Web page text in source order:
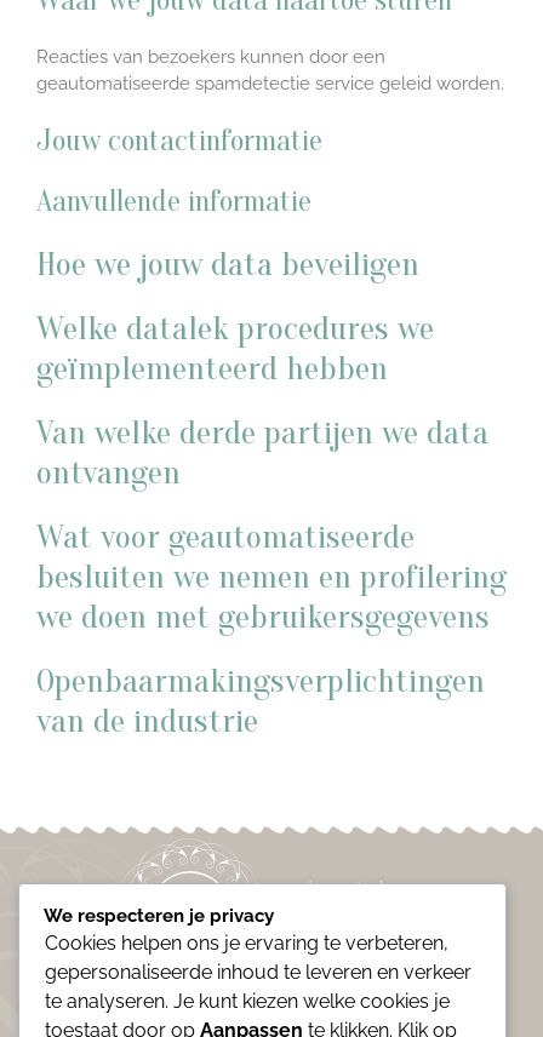
Reacties van bezoekers kunnen door een
geautomatiseerde spamdetectie service geleid worden.
Jouw contactinformatie
Aanvullende informatie
Hoe we jouw data beveiligen
Welke datalek procedures we
geïmplementeerd hebben
Van welke derde partijen we data
ontvangen
Wat voor geautomatiseerde
besluiten we nemen en profilering
we doen met gebruikersgegevens
Openbaarmakingsverplichtingen
van de industrie
Jouw Beautysalon in Midden-Drenthe
We respecteren je privacy
Cookies helpen ons je ervaring te verbeteren,
gepersonaliseerde inhoud te leveren en verkeer
te analyseren. Je kunt kiezen welke cookies je
toestaat door op Aanpassen te klikken. Klik op